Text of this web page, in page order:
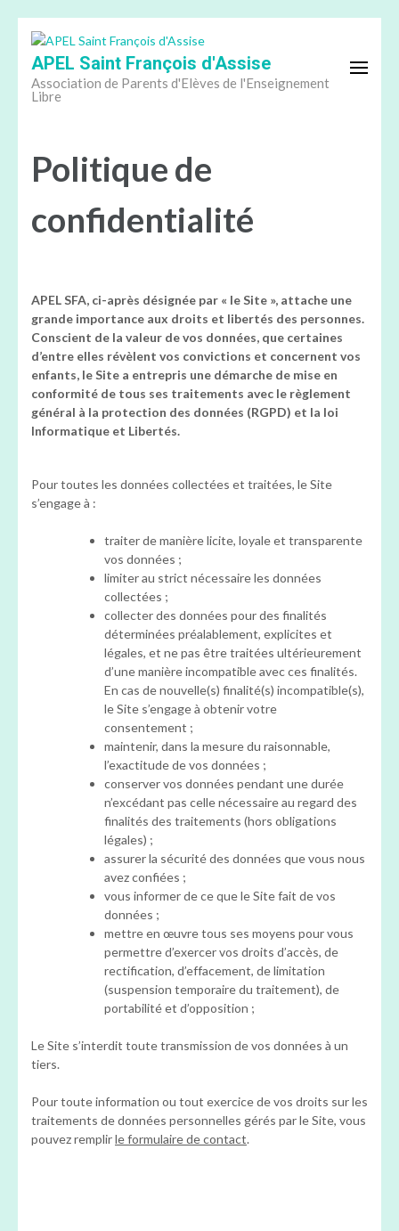
contenu
(Pressez
Entrée)
APEL Saint François d'Assise
Association de Parents d'Elèves de l'Enseignement
Libre
Politique de
confidentialité
APEL SFA, ci-après désignée par « le Site », attache une
grande importance aux droits et libertés des personnes.
Conscient de la valeur de vos données, que certaines
d’entre elles révèlent vos convictions et concernent vos
enfants, le Site a entrepris une démarche de mise en
conformité de tous ses traitements avec le règlement
général à la protection des données (RGPD) et la loi
Informatique et Libertés.
Pour toutes les données collectées et traitées, le Site
s’engage à :
traiter de manière licite, loyale et transparente
vos données ;
limiter au strict nécessaire les données
collectées ;
collecter des données pour des finalités
déterminées préalablement, explicites et
légales, et ne pas être traitées ultérieurement
d’une manière incompatible avec ces finalités.
En cas de nouvelle(s) finalité(s) incompatible(s),
le Site s’engage à obtenir votre
consentement ;
maintenir, dans la mesure du raisonnable,
l’exactitude de vos données ;
conserver vos données pendant une durée
n’excédant pas celle nécessaire au regard des
finalités des traitements (hors obligations
légales) ;
assurer la sécurité des données que vous nous
avez confiées ;
vous informer de ce que le Site fait de vos
données ;
mettre en œuvre tous ses moyens pour vous
permettre d’exercer vos droits d’accès, de
rectification, d’effacement, de limitation
(suspension temporaire du traitement), de
portabilité et d’opposition ;
Le Site s’interdit toute transmission de vos données à un
tiers.
Pour toute information ou tout exercice de vos droits sur les
traitements de données personnelles gérés par le Site, vous
pouvez remplirle formulaire de contact.